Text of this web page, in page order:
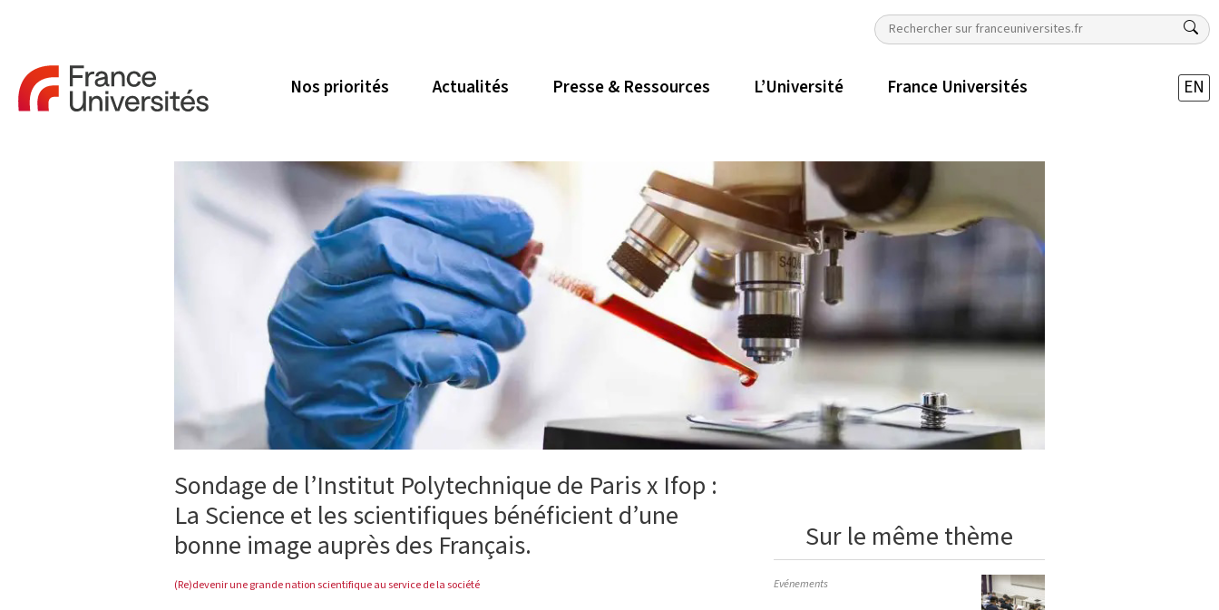
Nos priorités Actualités Presse & Ressources L’Université France Universités EN
Sondage de l’Institut Polytechnique de Paris x Ifop :
La Science et les scientifiques bénéficient d’une
bonne image auprès des Français.
(Re)devenir une grande nation scientifique au service de la société
Sur le même thème
Evénements